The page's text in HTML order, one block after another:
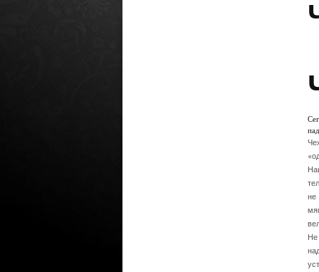
не
Не